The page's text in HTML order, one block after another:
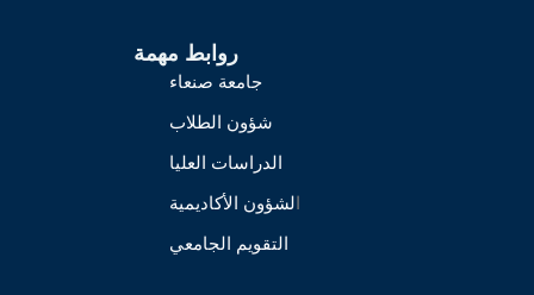
روابط مهمة
جامعة صنعاء
شؤون الطلاب
الدراسات العليا
الشؤون الأكاديمية
التقويم الجامعي